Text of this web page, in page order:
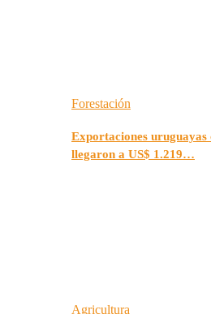
Forestación
Exportaciones
llegaron a US$ 1.219…
Agricultura